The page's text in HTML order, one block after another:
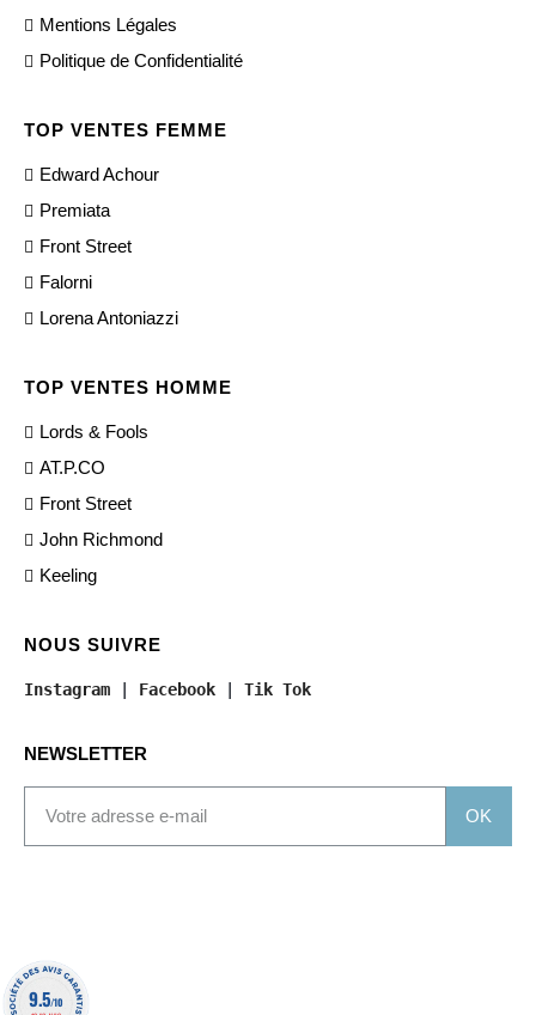
Mentions Légales
Politique de Confidentialité
TOP VENTES FEMME
Edward Achour
Premiata
Front Street
Falorni
Lorena Antoniazzi
TOP VENTES HOMME
Lords & Fools
AT.P.CO
Front Street
John Richmond
Keeling
NOUS SUIVRE
Instagram Facebook Tik Tok
NEWSLETTER
OK
9.5/10